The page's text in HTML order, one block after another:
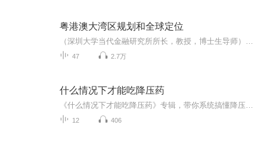
粤港澳大湾区规划和全球定位
47 2.7万
什么情况下才能吃降压药
12 406